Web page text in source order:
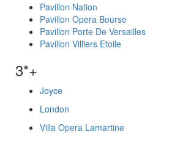
Pavillon Nation
Pavillon Opera Bourse
Pavillon Porte De Versailles
Pavillon Villiers Etoile
3*+
Joyce
London
Villa Opera Lamartine